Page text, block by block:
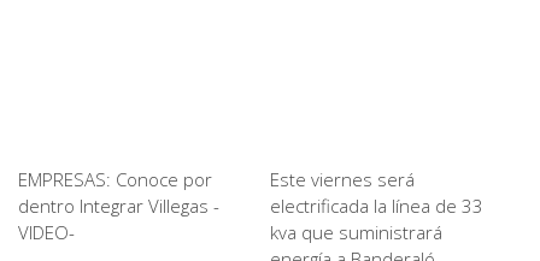
EMPRESAS: Conoce por
dentro Integrar Villegas -
VIDEO-
Este viernes será
electrificada la línea de 33
kva que suministrará